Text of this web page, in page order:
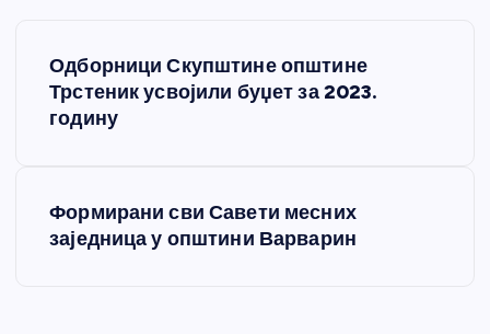
Одборници Скупштине општине
Трстеник усвојили буџет за 2023.
годину
Формирани сви Савети месних
заједница у општини Варварин